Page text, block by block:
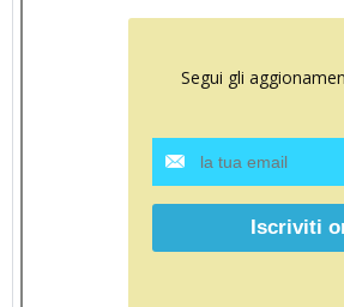
Segui gli